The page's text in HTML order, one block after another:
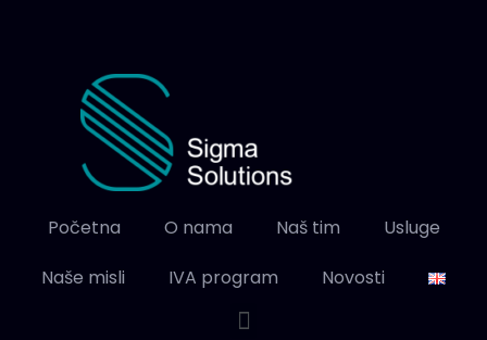
Početna O nama Naš tim
Usluge
Naše misli
IVA program Novosti